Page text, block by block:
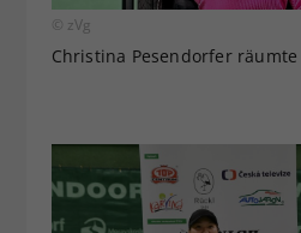
© zVg
Christina Pesendorfer